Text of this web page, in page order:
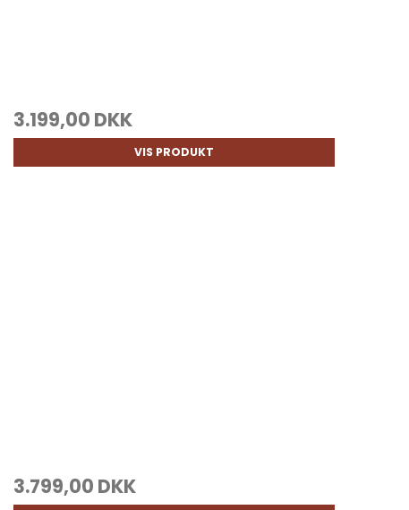
3.199,00 DKK
VIS PRODUKT
3.799,00 DKK